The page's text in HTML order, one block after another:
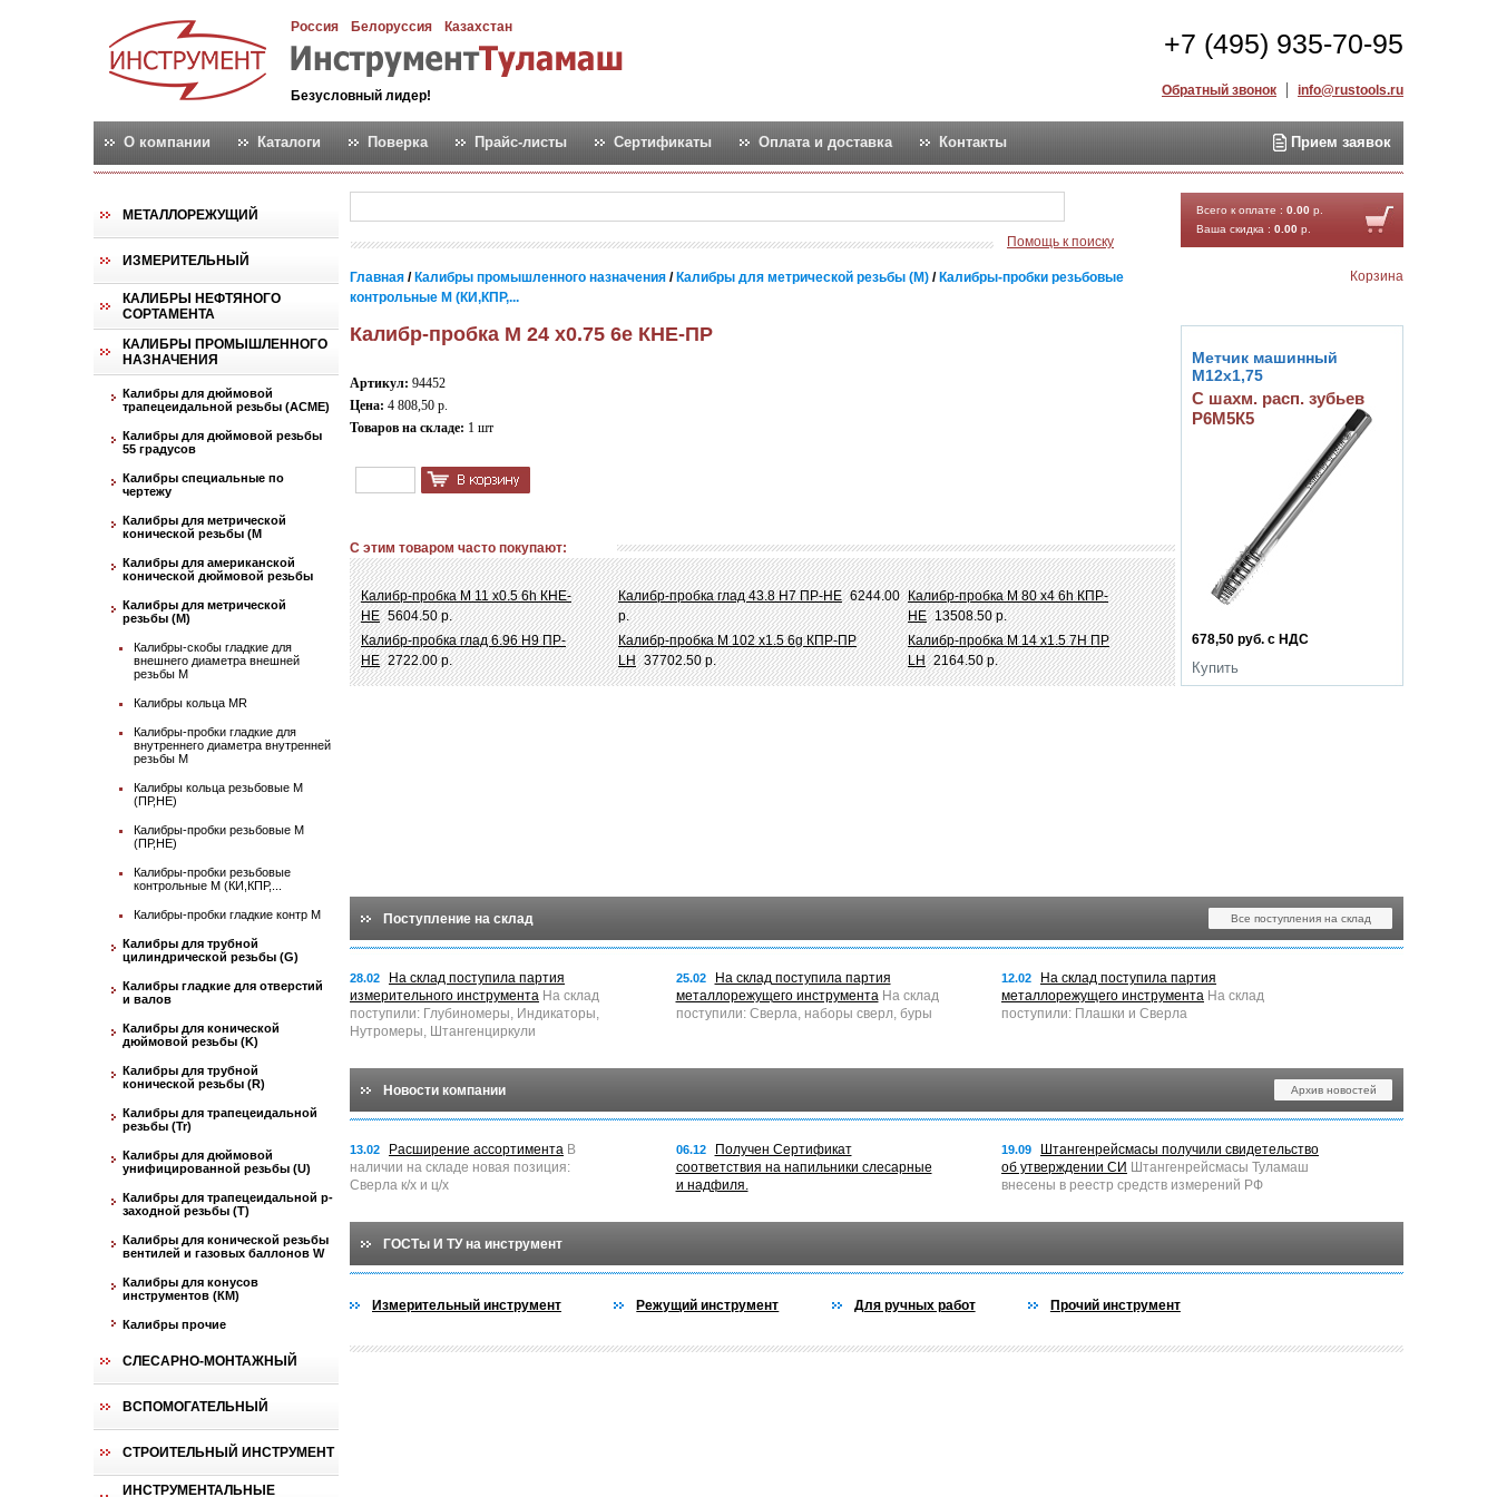
Россия Белоруссия Казахстан
Безусловный лидер!
+7 (495) 935-70-95
Обратный звонок info@rustools.ru
О компании Каталоги Поверка Прайс-листы Сертификаты Оплата и доставка Контакты Прием заявок
МЕТАЛЛОРЕЖУЩИЙ
ИЗМЕРИТЕЛЬНЫЙ
КАЛИБРЫ НЕФТЯНОГО
СОРТАМЕНТА
КАЛИБРЫ ПРОМЫШЛЕННОГО
НАЗНАЧЕНИЯ
Калибры для дюймовой
трапецеидальной резьбы (АСМЕ)
Калибры для дюймовой резьбы
55 градусов
Калибры специальные по
чертежу
Калибры для метрической
конической резьбы (М
Калибры для американской
конической дюймовой резьбы
Калибры для метрической
резьбы (М)
Калибры-скобы гладкие для
внешнего диаметра внешней
резьбы М
Калибры кольца MR
Калибры-пробки гладкие для
внутреннего диаметра внутренней
резьбы М
Калибры кольца резьбовые М
(ПР,НЕ)
Калибры-пробки резьбовые М
(ПР,НЕ)
Калибры-пробки резьбовые
контрольные М (КИ,КПР,...
Калибры-пробки гладкие контр М
Калибры для трубной
цилиндрической резьбы (G)
Калибры гладкие для отверстий
и валов
Калибры для конической
дюймовой резьбы (K)
Калибры для трубной
конической резьбы (R)
Калибры для трапецеидальной
резьбы (Tr)
Калибры для дюймовой
унифицированной резьбы (U)
Калибры для трапецеидальной p-
заходной резьбы (T)
Калибры для конической резьбы
вентилей и газовых баллонов W
Калибры для конусов
инструментов (КМ)
Калибры прочие
СЛЕСАРНО-МОНТАЖНЫЙ
ВСПОМОГАТЕЛЬНЫЙ
СТРОИТЕЛЬНЫЙ ИНСТРУМЕНТ
ИНСТРУМЕНТАЛЬНЫЕ
Помощь к поиску
Всего к оплате : 0.00 р.
Ваша скидка : 0.00 р.
Корзина
Главная / Калибры промышленного назначения / Калибры для метрической резьбы (М) / Калибры-пробки резьбовые
контрольные М (КИ,КПР,...
Калибр-пробка М 24 х0.75 6e КНЕ-ПР
Артикул: 94452
Цена: 4 808,50 р.
Товаров на складе: 1 шт
С этим товаром часто покупают:
Калибр-пробка М 11 х0.5 6h КНЕ-
НЕ 5604.50 р.
Калибр-пробка глад 43.8 Н7 ПР-НЕ 6244.00
р.
Калибр-пробка М 80 х4 6h КПР-
НЕ 13508.50 р.
Калибр-пробка глад 6.96 Н9 ПР-
НЕ 2722.00 р.
Калибр-пробка М 102 х1.5 6g КПР-ПР
LH 37702.50 р.
Калибр-пробка М 14 х1.5 7Н ПР
LH 2164.50 р.
678,50 руб. с НДС
Купить
Метчик машинный
М12х1,75
С шахм. расп. зубьев
Р6М5К5
Поступление на склад Все поступления на склад
28.02
На склад поступила партия
измерительного инструмента На склад
поступили: Глубиномеры, Индикаторы,
Нутромеры, Штангенциркули
25.02
На склад поступила партия
металлорежущего инструментаНа склад
поступили: Сверла, наборы сверл, буры
12.02
На склад поступила партия
металлорежущего инструмента На склад
поступили: Плашки и Сверла
Новости компании Архив новостей
13.02 Расширение ассортимента В
наличии на складе новая позиция:
Сверла к/х и ц/х
06.12
Получен Сертификат
соответствия на напильники слесарные
и надфиля.
19.09
Штангенрейсмасы получили свидетельство
об утверждении СИ Штангенрейсмасы Туламаш
внесены в реестр средств измерений РФ
ГОСТы И ТУ на инструмент
Измерительный инструмент Режущий инструмент Для ручных работ Прочий инструмент